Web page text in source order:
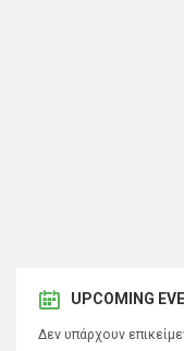
UPCOMING
Δεν υπάρχουν